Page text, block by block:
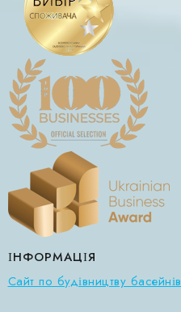
ІНФОРМАЦІЯ
Сайт по будівництву басейнів